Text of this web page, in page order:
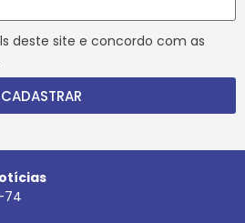
deste site e concordo com as
CADASTRAR
74